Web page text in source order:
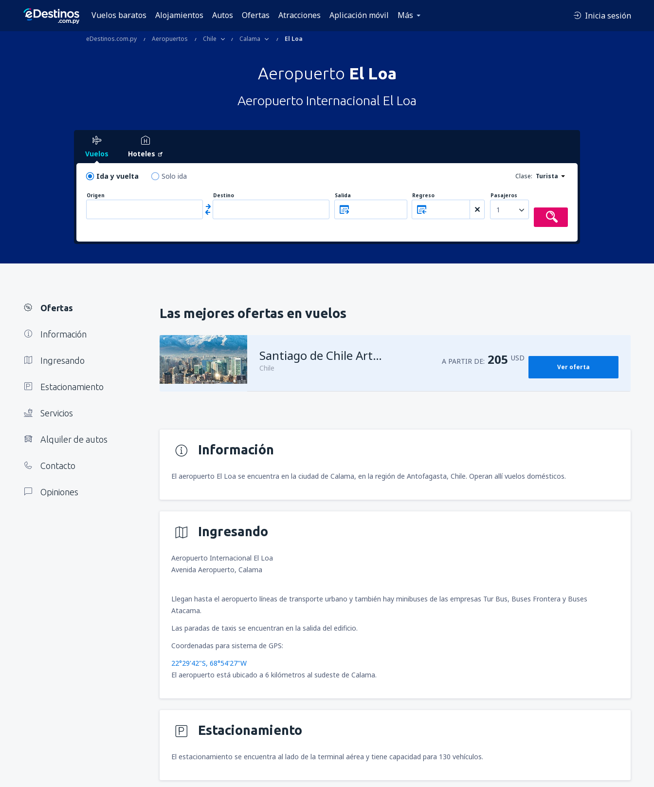
Vuelos baratos Alojamientos Autos Ofertas Atracciones Aplicación móvil Más Inicia sesión
eDestinos.com.py Aeropuertos Chile Calama El Loa
Aeropuerto El Loa
Aeropuerto Internacional El Loa
Vuelos Hoteles
Ida y vuelta Solo ida Clase: Turista
Origen Destino Salida Regreso Pasajeros
1
Ofertas
Información
Ingresando
Estacionamiento
Servicios
Alquiler de autos
Contacto
Opiniones
Las mejores ofertas en vuelos
Santiago de Chile Arturo Merino Benítez
Chile
A PARTIR DE: 205 USD
Ver oferta
Información
El aeropuerto El Loa se encuentra en la ciudad de Calama, en la región de Antofagasta, Chile. Operan allí vuelos domésticos.
Ingresando
Aeropuerto Internacional El Loa
Avenida Aeropuerto, Calama
Llegan hasta el aeropuerto líneas de transporte urbano y también hay minibuses de las empresas Tur Bus, Buses Frontera y Buses
Atacama.
Las paradas de taxis se encuentran en la salida del edificio.
Coordenadas para sistema de GPS:
22°29'42"S, 68°54'27"W
El aeropuerto está ubicado a 6 kilómetros al sudeste de Calama.
Estacionamiento
El estacionamiento se encuentra al lado de la terminal aérea y tiene capacidad para 130 vehículos.